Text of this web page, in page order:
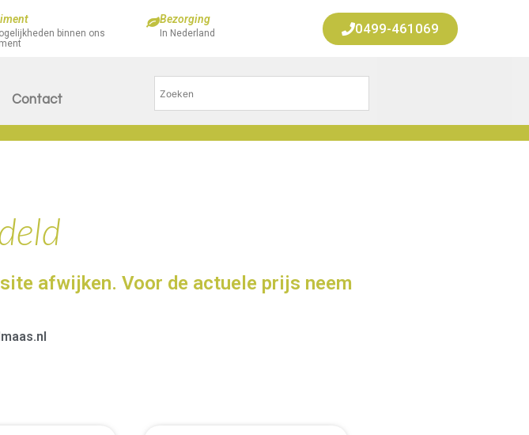
binnen ons
Bezorging
In Nederland 0499-461069
Contact
afwijken. Voor de actuele prijs neem